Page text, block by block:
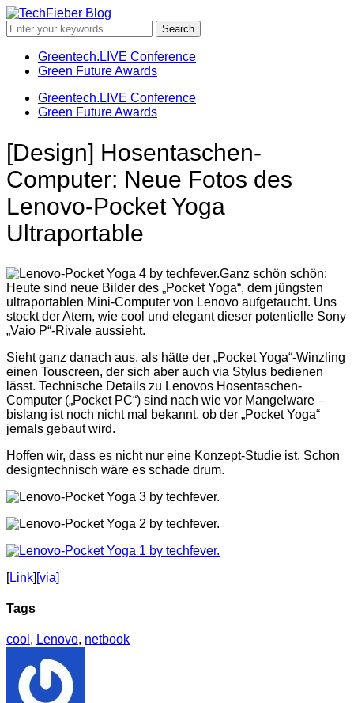
Greentech.LIVE Conference
Green Future Awards
Greentech.LIVE Conference
Green Future Awards
[Design] Hosentaschen-
Computer: Neue Fotos des
Lenovo-Pocket Yoga
Ultraportable
Ganz schön schön:
Heute sind neue Bilder des „Pocket Yoga“, dem jüngsten
ultraportablen Mini-Computer von Lenovo aufgetaucht. Uns
stockt der Atem, wie cool und elegant dieser potentielle Sony
„Vaio P“-Rivale aussieht.
Sieht ganz danach aus, als hätte der „Pocket Yoga“-Winzling
einen Touscreen, der sich aber auch via Stylus bedienen
lässt. Technische Details zu Lenovos Hosentaschen-
Computer („Pocket PC“) sind nach wie vor Mangelware –
bislang ist noch nicht mal bekannt, ob der „Pocket Yoga“
jemals gebaut wird.
Hoffen wir, dass es nicht nur eine Konzept-Studie ist. Schon
designtechnisch wäre es schade drum.
[Link] [via]
Tags
cool , Lenovo, netbook